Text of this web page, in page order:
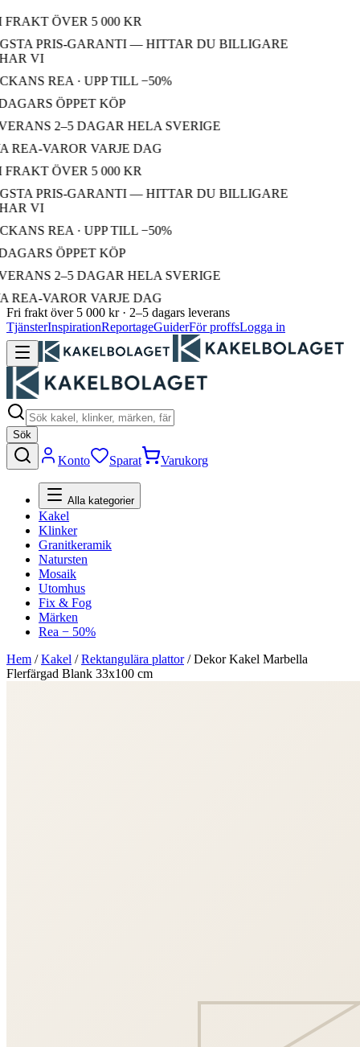
ÖVER 5 000 KR
PRIS-GARANTI — HITTAR DU BILLIGARE
VI
REA · UPP TILL −50%
ÖPPET KÖP
2–5 DAGAR HELA SVERIGE
REA-VAROR VARJE DAG
ÖVER 5 000 KR
PRIS-GARANTI — HITTAR DU BILLIGARE
VI
REA · UPP TILL −50%
ÖPPET KÖP
2–5 DAGAR HELA SVERIGE
REA-VAROR VARJE DAG
Fri frakt över 5 000 kr · 2–5 dagars leverans
TjänsterInspirationReportageGuiderFör proffsLogga in
Sök
Konto Sparat Varukorg
Alla kategorier
Kakel
Klinker
Granitkeramik
Natursten
Mosaik
Utomhus
Fix & Fog
Märken
Rea − 50%
Hem /Kakel /Rektangulära plattor/Dekor Kakel Marbella
Flerfärgad Blank 33x100 cm